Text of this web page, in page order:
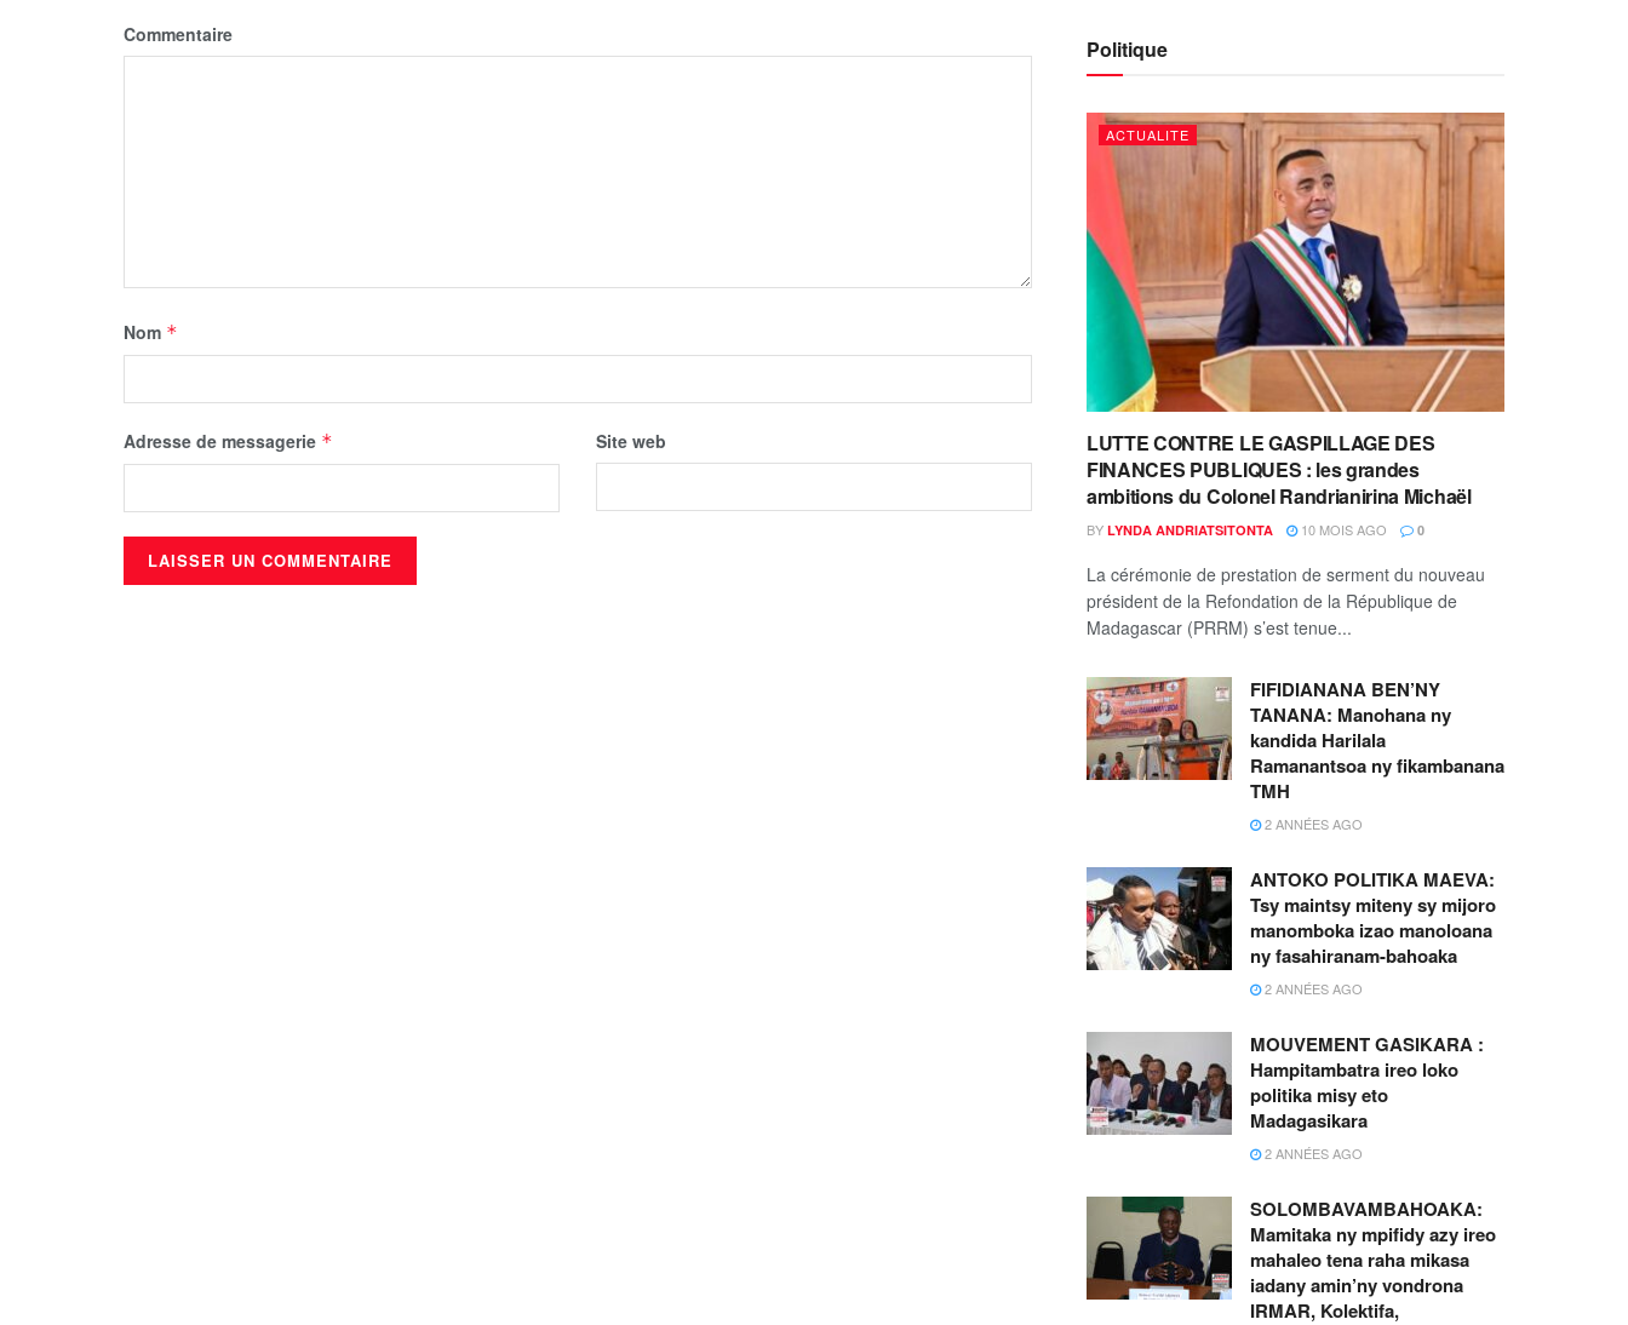
Commentaire
Nom *
Adresse de messagerie * Site web
Politique
ACTUALITE
LUTTE CONTRE LE GASPILLAGE DES
FINANCES PUBLIQUES : les grandes
ambitions du Colonel Randrianirina Michaël
BY LYNDA ANDRIATSITONTA 10 MOIS AGO 0
La cérémonie de prestation de serment du nouveau
président de la Refondation de la République de
Madagascar (PRRM) s’est tenue...
FIFIDIANANA BEN’NY
TANANA: Manohana ny
kandida Harilala
Ramanantsoa ny fikambanana
TMH
2 ANNÉES AGO
ANTOKO POLITIKA MAEVA:
Tsy maintsy miteny sy mijoro
manomboka izao manoloana
ny fasahiranam-bahoaka
2 ANNÉES AGO
MOUVEMENT GASIKARA :
Hampitambatra ireo loko
politika misy eto
Madagasikara
2 ANNÉES AGO
SOLOMBAVAMBAHOAKA:
Mamitaka ny mpifidy azy ireo
mahaleo tena raha mikasa
iadany amin’ny vondrona
IRMAR, Kolektifa,